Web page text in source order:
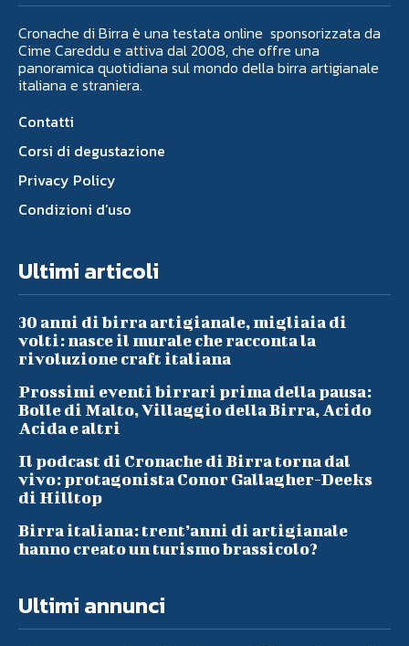
Cronache di Birra è una testata online sponsorizzata da
Cime Careddu e attiva dal 2008, che offre una
panoramica quotidiana sul mondo della birra artigianale
italiana e straniera.
Contatti
Corsi di degustazione
Privacy Policy
Condizioni d’uso
Ultimi articoli
30 anni di birra artigianale, migliaia di
volti: nasce il murale che racconta la
rivoluzione craft italiana
Prossimi eventi birrari prima della pausa:
Bolle di Malto, Villaggio della Birra, Acido
Acida e altri
Il podcast di Cronache di Birra torna dal
vivo: protagonista Conor Gallagher-Deeks
di Hilltop
Birra italiana: trent’anni di artigianale
hanno creato un turismo brassicolo?
Ultimi annunci